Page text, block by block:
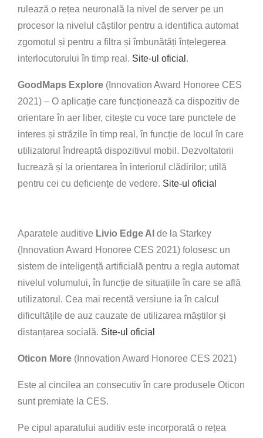
rulează o rețea neuronală la nivel de server pe un
procesor la nivelul căștilor pentru a identifica automat
zgomotul și pentru a filtra și îmbunătăți înțelegerea
interlocutorului în timp real. Site-ul oficial .
GoodMaps Explore (Innovation Award Honoree CES
2021) – O aplicație care funcționează ca dispozitiv de
orientare în aer liber, citește cu voce tare punctele de
interes și străzile în timp real, în funcție de locul în care
utilizatorul îndreaptă dispozitivul mobil. Dezvoltatorii
lucrează și la orientarea în interiorul clădirilor; utilă
pentru cei cu deficiențe de vedere. Site-ul oficial
Aparatele auditive Livio Edge AI de la Starkey
(Innovation Award Honoree CES 2021) folosesc un
sistem de inteligență artificială pentru a regla automat
nivelul volumului, în funcție de situațiile în care se află
utilizatorul. Cea mai recentă versiune ia în calcul
dificultățile de auz cauzate de utilizarea măștilor și
distanțarea socială. Site-ul oficial
Oticon More (Innovation Award Honoree CES 2021)
Este al cincilea an consecutiv în care produsele Oticon
sunt premiate la CES.
Pe cipul aparatului auditiv este incorporată o rețea